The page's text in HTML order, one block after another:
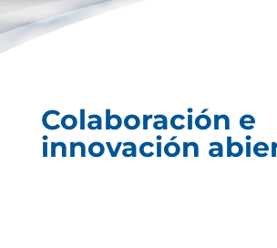
Colaboración e
innovación